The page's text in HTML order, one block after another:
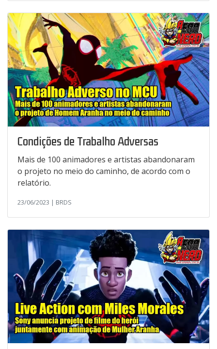
Condições de Trabalho Adversas
Mais de 100 animadores e artistas abandonaram
o projeto no meio do caminho, de acordo com o
relatório.
23/06/2023 | BRDS